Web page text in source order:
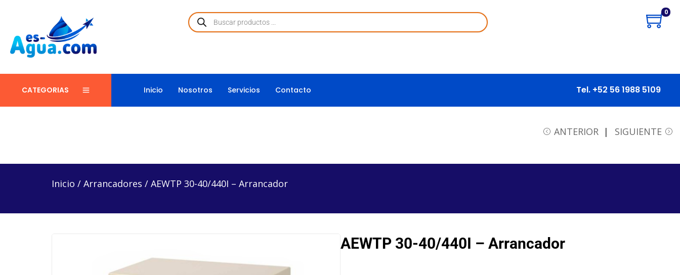
0
CATEGORIAS Inicio Nosotros Servicios Contacto Tel. +52 56 1988 5109
ANTERIOR SIGUIENTE
Inicio / Arrancadores / AEWTP 30-40/440I – Arrancador
AEWTP 30-40/440I – Arrancador